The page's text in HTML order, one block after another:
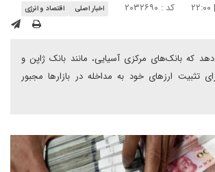
کد : ۲۰۳۲۶۹۰ اخبار اصلی اقتصاد و انرژی
که بانک‌های مرکزی آسیایی، مانند بانک ژاپن و
تثبیت ارزهای خود به مداخله در بازارها مجبور